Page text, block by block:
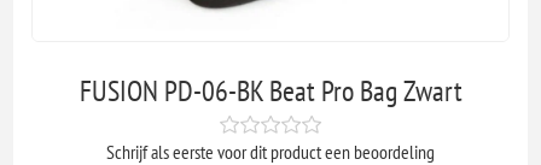
FUSION PD-06-BK Beat Pro Bag Zwart
Schrijf als eerste voor dit product een beoordeling